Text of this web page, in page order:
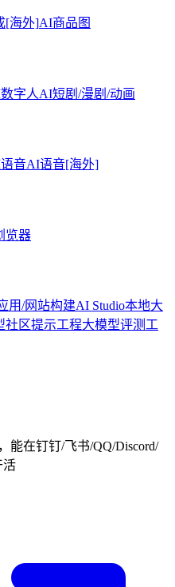
[海外]AI商品图
字人AI短剧/漫剧/动画
音AI语音[海外]
览器
用/网站构建AI Studio本地大
社区提示工程大模型评测工
能在钉钉/飞书/QQ/Discord/
活